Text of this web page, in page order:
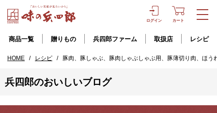
ログイン カート
商品一覧 贈りもの 兵四郎ファーム 取扱店 レシピ
HOME / レシピ / 豚肉、豚しゃぶ、豚肉しゃぶしゃぶ用、豚薄切り肉、ほ
兵四郎のおいしいブログ